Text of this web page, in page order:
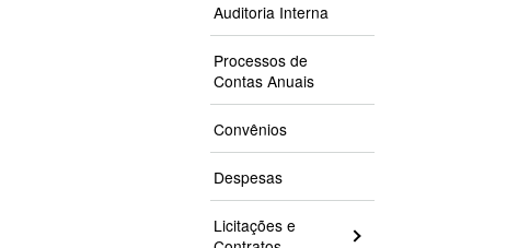
Auditoria Interna
Processos de
Contas Anuais
Convênios
Despesas
Licitações e